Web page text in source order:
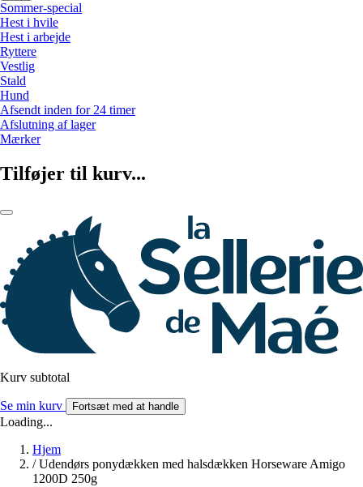
Sommer-special
Hest i hvile
Hest i arbejde
Ryttere
Vestlig
Stald
Hund
Afsendt inden for 24 timer
Afslutning af lager
Mærker
Tilføjer til kurv...
Kurv subtotal
Se min kurv Fortsæt med at handle
Loading...
Hjem
/ Udendørs ponydækken med halsdækken Horseware Amigo
1200D 250g